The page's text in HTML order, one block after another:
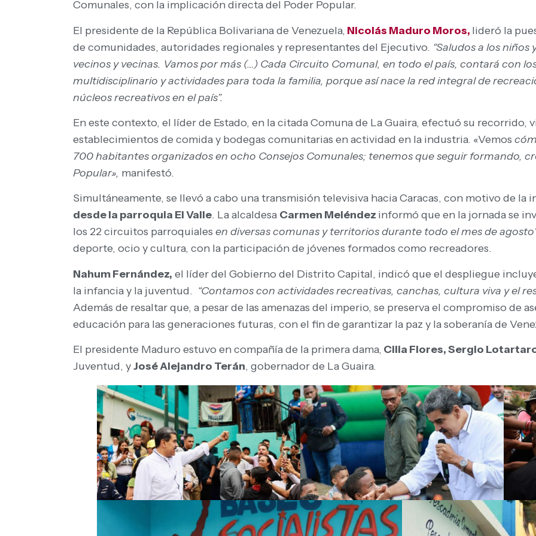
Comunales, con la implicación directa del Poder Popular.
El presidente de la República Bolivariana de Venezuela, Nicolás Maduro Moros, lideró la
de comunidades, autoridades regionales y representantes del Ejecutivo. “Saludos a los
vecinos y vecinas. Vamos por más (…) Cada Circuito Comunal, en todo el país, contará con
multidisciplinario y actividades para toda la familia, porque así nace la red integral de
núcleos recreativos en el país”.
En este contexto, el líder de Estado, en la citada Comuna de La Guaira, efectuó su recorrido,
establecimientos de comida y bodegas comunitarias en actividad en la industria. «Vemos
700 habitantes organizados en ocho Consejos Comunales; tenemos que seguir formando,
Popular», manifestó.
Simultáneamente, se llevó a cabo una transmisión televisiva hacia Caracas, con motivo de
desde la parroquia El Valle. La alcaldesa Carmen Meléndez informó que en la jornada se
los 22 circuitos parroquiales en diversas comunas y territorios durante todo el mes de
deporte, ocio y cultura, con la participación de jóvenes formados como recreadores.
Nahum Fernández, el líder del Gobierno del Distrito Capital, indicó que el despliegue
la infancia y la juventud. “Contamos con actividades recreativas, canchas, cultura viva y el
Además de resaltar que, a pesar de las amenazas del imperio, se preserva el compromiso de
educación para las generaciones futuras, con el fin de garantizar la paz y la soberanía de
El presidente Maduro estuvo en compañía de la primera dama, Cilia Flores, Sergio
Juventud, yJosé Alejandro Terán, gobernador de La Guaira.